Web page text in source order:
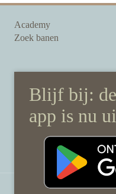
Academy
Zoek banen
Onze auteurs
Over HRMorgen